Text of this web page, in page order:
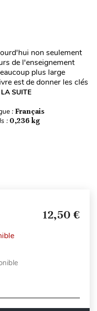
non seulement
de l'enseignement
plus large
est de donner les clés
SUITE
: Français
: 0,236 kg
12,50 €